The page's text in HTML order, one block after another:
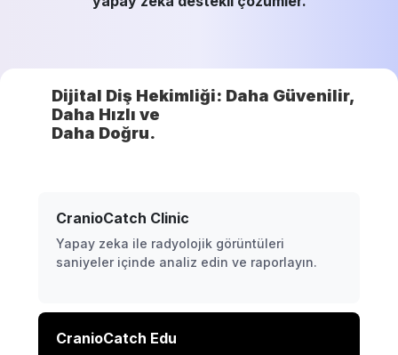
Dijital Diş Hekimliği: Daha Güvenilir,
Daha Hızlı ve
Daha Doğru.
CranioCatch Clinic
Yapay zeka ile radyolojik görüntüleri
saniyeler içinde analiz edin ve raporlayın.
CranioCatch Edu